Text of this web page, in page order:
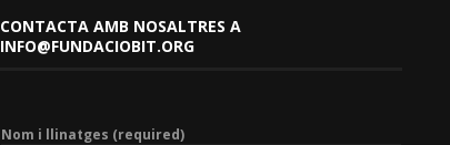
CONTACTA AMB NOSALTRES A
INFO@FUNDACIOBIT.ORG
Nom i llinatges (required)